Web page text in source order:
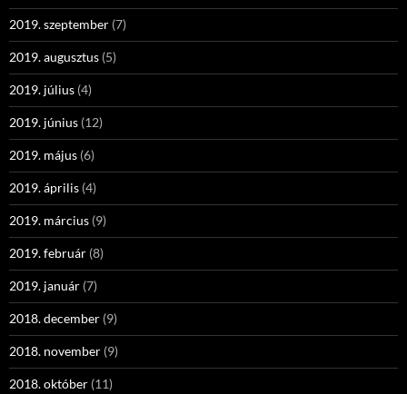
2019. szeptember (7)
2019. augusztus (5)
2019. július (4)
2019. június (12)
2019. május (6)
2019. április (4)
2019. március (9)
2019. február (8)
2019. január (7)
2018. december (9)
2018. november (9)
2018. október (11)